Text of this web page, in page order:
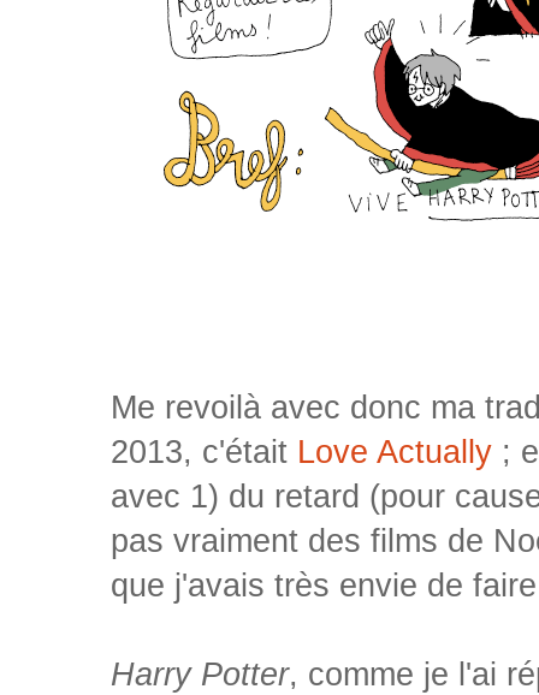
Me revoilà avec donc ma
2013, c'était Love Actually ;
avec 1) du retard (pour
pas vraiment des films de
que j'avais très envie de
Harry Potter, comme je l'ai